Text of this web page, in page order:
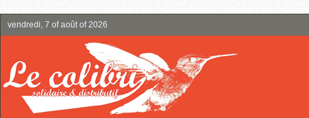
vendredi, 7 of août of 2026